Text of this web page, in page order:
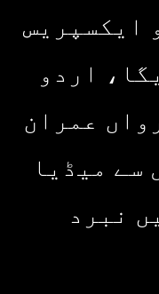
ایکسپریس
اردو
عمران
سے میڈیا
نبرد